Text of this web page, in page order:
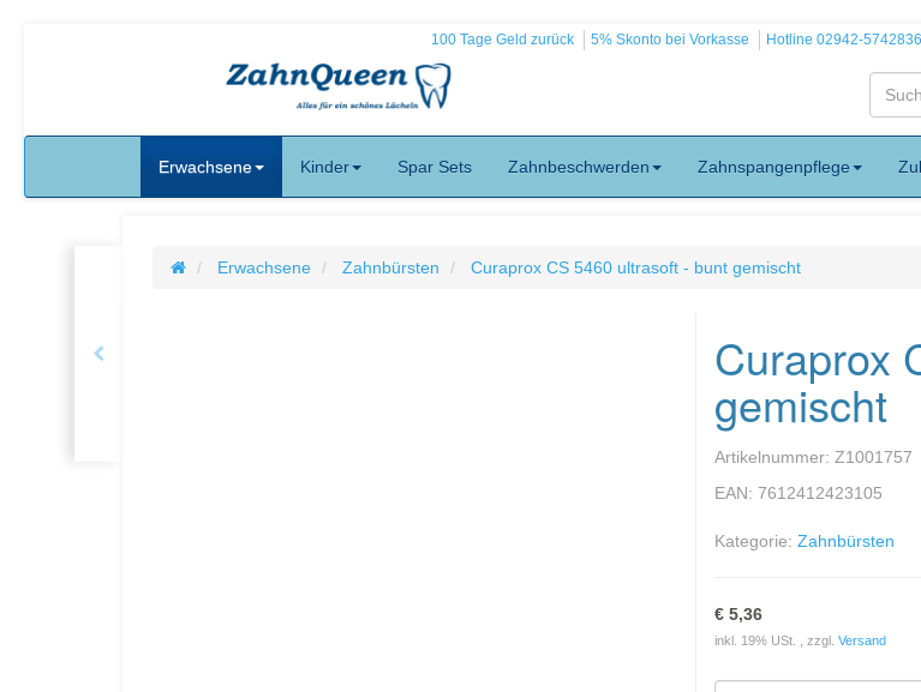
100 Tage Geld zurück 5% Skonto bei Vorkasse Hotline 02942-5742836
Erwachsene Kinder Spar Sets Zahnbeschwerden Zahnspangenpflege
Erwachsene Zahnbürsten Curaprox CS 5460 ultrasoft - bunt gemischt
Curaprox
gemischt
Artikelnummer: Z1001757
EAN: 7612412423105
Kategorie: Zahnbürsten
€ 5,36
inkl. 19% USt. , zzgl. Versand